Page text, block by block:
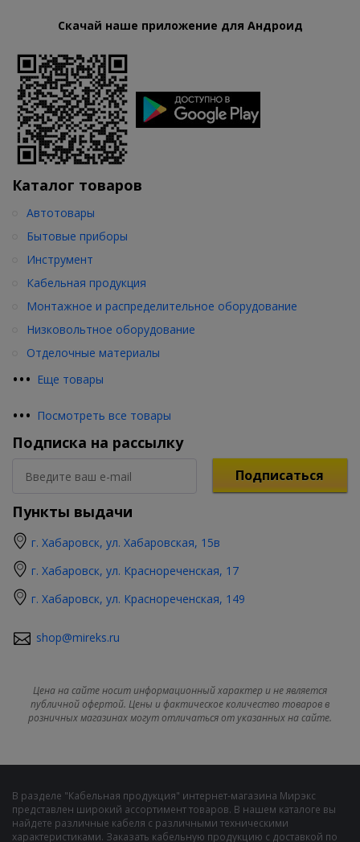
Скачай наше приложение для Андроид
Каталог товаров
••• Еще товары
Автотовары
Бытовые приборы
Инструмент
Кабельная продукция
Монтажное и распределительное оборудование
Низковольтное оборудование
Отделочные материалы
••• Посмотреть все товары
Подписка на рассылку
Подписаться
Пункты выдачи
г. Хабаровск, ул. Хабаровская, 15в
г. Хабаровск, ул. Краснореченская, 17
г. Хабаровск, ул. Краснореченская, 149
shop@mireks.ru
Цена на сайте носит информационный характер и не является
публичной офертой. Цены и фактическое количество товаров в
розничных магазинах могут отличаться от указанных на сайте.
В разделе "Кабельная продукция" интернет-магазина Мирэкс
представлен широкий ассортимент товаров. В нашем каталоге вы
найдете различные кабеля с различными техническими
характеристиками. Заказать кабельную продукцию с доставкой по